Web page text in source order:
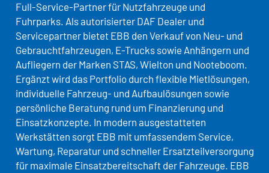
Full-Service-Partner für Nutzfahrzeuge und
Fuhrparks. Als autorisierter DAF Dealer und
Servicepartner bietet EBB den Verkauf von Neu- und
Gebrauchtfahrzeugen, E-Trucks sowie Anhängern und
Aufliegern der Marken STAS, Wielton und Nooteboom.
Ergänzt wird das Portfolio durch flexible Mietlösungen,
individuelle Fahrzeug- und Aufbaulösungen sowie
persönliche Beratung rund um Finanzierung und
Einsatzkonzepte. In modern ausgestatteten
Werkstätten sorgt EBB mit umfassendem Service,
Wartung, Reparatur und schneller Ersatzteilversorgung
für maximale Einsatzbereitschaft der Fahrzeuge. EBB